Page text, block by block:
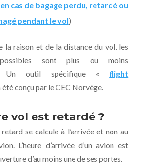
cas de bagage perdu, retardé ou
pendant le vol)
la raison et de la distance du vol, les
possibles sont plus ou moins
Un outil spécifique « flight
été conçu par le CEC Norvège.
vol est retardé ?
retard se calcule à l’arrivée et non au
L’heure d’arrivée d’un avion est
d’au moins une de ses portes.